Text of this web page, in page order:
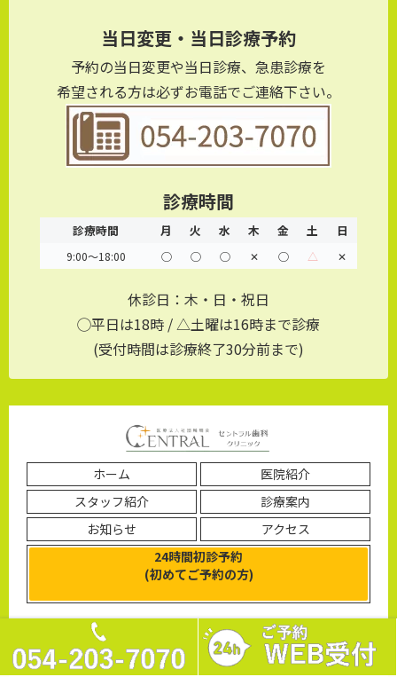
当日変更・当日診療予約
予約の当日変更や当日診療、急患診療を
希望される方は必ずお電話でご連絡下さい。
診療時間
診療時間 月 火 水 木 金 土 日
9:00～18:00 ◯ ◯ ◯ ✕ ◯ △ ✕
休診日：木・日・祝日
◯平日は18時 / △土曜は16時まで診療
(受付時間は診療終了30分前まで)
ホーム
医院紹介
スタッフ紹介
診療案内
お知らせ
アクセス
24時間初診予約
(初めてご予約の方)